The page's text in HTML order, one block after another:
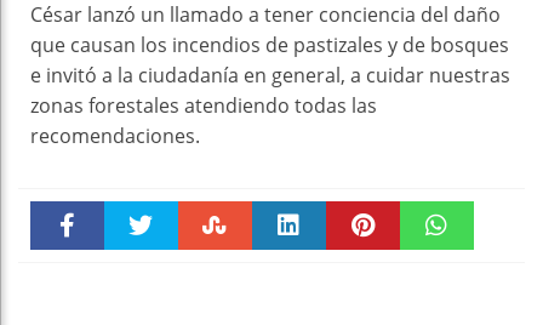
César lanzó un llamado a tener conciencia del daño
que causan los incendios de pastizales y de bosques
e invitó a la ciudadanía en general, a cuidar nuestras
zonas forestales atendiendo todas las
recomendaciones.